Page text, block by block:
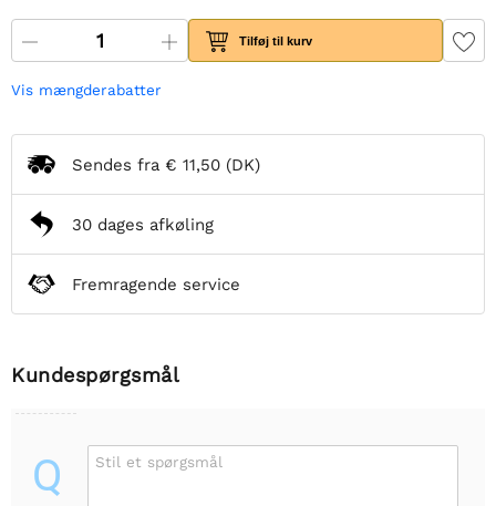
Tilføj til kurv
Vis mængderabatter
Sendes fra € 11,50 (DK)
30 dages afkøling
Fremragende service
Kundespørgsmål
Q Stil et spørgsmål